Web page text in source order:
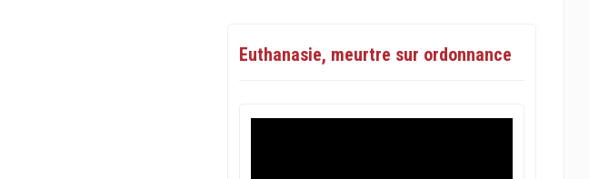
Euthanasie, meurtre sur ordonnance